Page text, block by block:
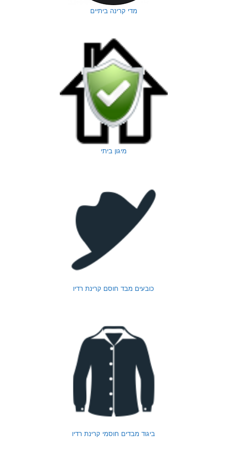
מדי קרינה ביתיים
כובעים מבד חוסם קרינת רדיו
ביגוד מבדים חוסמי קרינת רדיו